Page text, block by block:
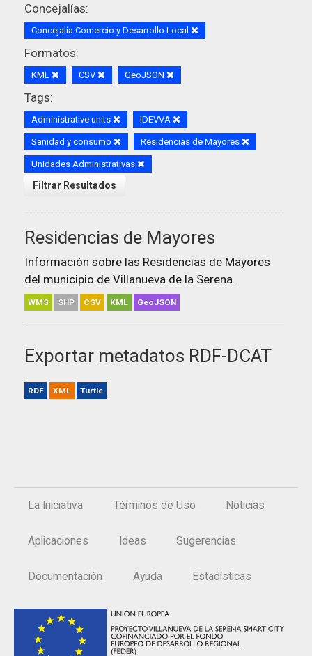
Concejalías:
Concejalía Comercio y Desarrollo Local
Formatos:
KML CSV GeoJSON
Tags:
Administrative units IDEVVA
Sanidad y consumo Residencias de Mayores
Unidades Administrativas
Filtrar Resultados
Residencias de Mayores
Información sobre las Residencias de Mayores
del municipio de Villanueva de la Serena.
WMS SHP CSV KML GeoJSON
Exportar metadatos RDF-DCAT
RDF XML Turtle
La Iniciativa Términos de Uso Noticias
Aplicaciones Ideas Sugerencias
Documentación Ayuda Estadísticas